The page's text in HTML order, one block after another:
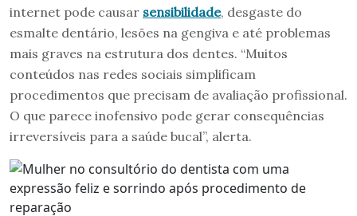
internet pode causar sensibilidade, desgaste do
esmalte dentário, lesões na gengiva e até problemas
mais graves na estrutura dos dentes. “Muitos
conteúdos nas redes sociais simplificam
procedimentos que precisam de avaliação profissional.
O que parece inofensivo pode gerar consequências
irreversíveis para a saúde bucal”, alerta.